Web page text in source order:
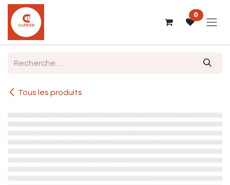
Se rendre au contenu
0
Tous les produits